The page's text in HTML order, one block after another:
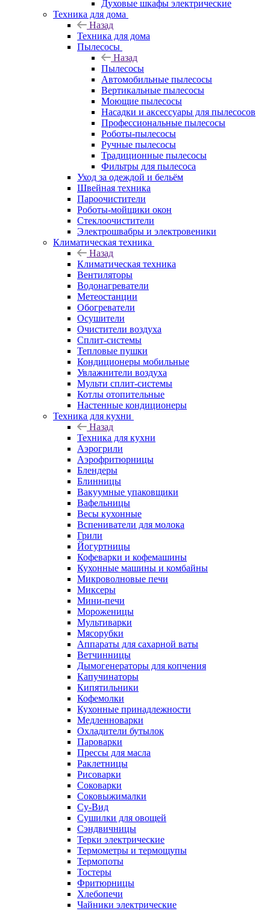
Духовые шкафы электрические
Техника для дома
Назад
Техника для дома
Пылесосы
Назад
Пылесосы
Автомобильные пылесосы
Вертикальные пылесосы
Моющие пылесосы
Насадки и аксессуары для пылесосов
Профессиональные пылесосы
Роботы-пылесосы
Ручные пылесосы
Традиционные пылесосы
Фильтры для пылесоса
Уход за одеждой и бельём
Швейная техника
Пароочистители
Роботы-мойщики окон
Стеклоочистители
Электрошвабры и электровеники
Климатическая техника
Назад
Климатическая техника
Вентиляторы
Водонагреватели
Метеостанции
Обогреватели
Осушители
Очистители воздуха
Сплит-системы
Тепловые пушки
Кондиционеры мобильные
Увлажнители воздуха
Мульти сплит-системы
Котлы отопительные
Настенные кондиционеры
Техника для кухни
Назад
Техника для кухни
Аэрогрили
Аэрофритюрницы
Блендеры
Блинницы
Вакуумные упаковщики
Вафельницы
Весы кухонные
Вспениватели для молока
Грили
Йогуртницы
Кофеварки и кофемашины
Кухонные машины и комбайны
Микроволновые печи
Миксеры
Мини-печи
Мороженицы
Мультиварки
Мясорубки
Аппараты для сахарной ваты
Ветчинницы
Дымогенераторы для копчения
Капучинаторы
Кипятильники
Кофемолки
Кухонные принадлежности
Медленноварки
Охладители бутылок
Пароварки
Прессы для масла
Раклетницы
Рисоварки
Соковарки
Соковыжималки
Су-Вид
Сушилки для овощей
Сэндвичницы
Терки электрические
Термометры и термощупы
Термопоты
Тостеры
Фритюрницы
Хлебопечи
Чайники электрические